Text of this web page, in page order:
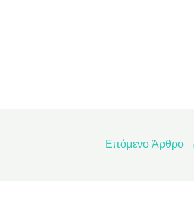
Επόμενο Άρθρο